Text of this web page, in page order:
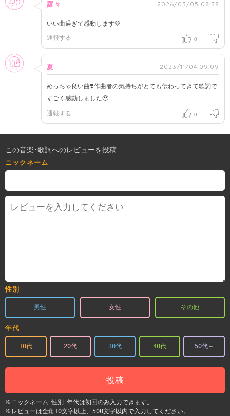
羅々 2026/03/05 08:38
いい曲過ぎて感動します💛
通報する 0
女性
夏 2023/11/04 09:09
めっちゃ良い曲❣️作曲者の気持ちがとても伝わってきて歌詞で
すごく感動しました🥹
通報する 0
この音楽･歌詞へのレビューを投稿
ニックネーム
性別
男性 女性 その他
年代
10代 20代 30代 40代 50代～
投稿
※ニックネーム･性別･年代は初回のみ入力できます。
※レビューは全角10文字以上、500文字以内で入力してください。